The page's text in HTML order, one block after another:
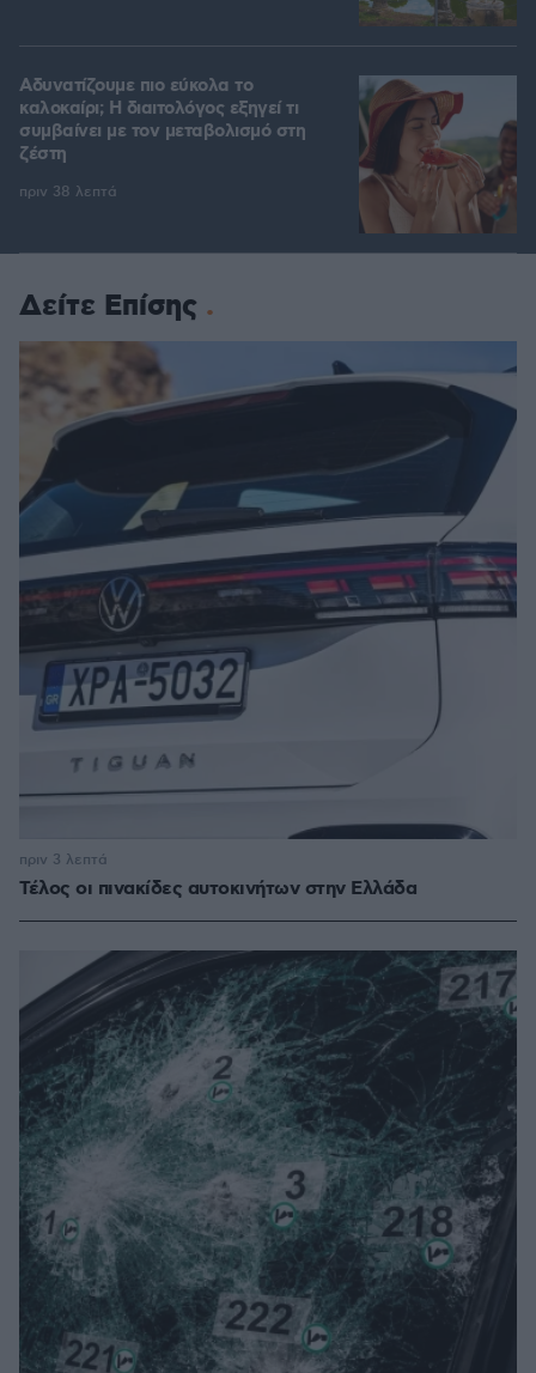
Αδυνατίζουμε πιο εύκολα το
καλοκαίρι; Η διαιτολόγος εξηγεί τι
συμβαίνει με τον μεταβολισμό στη
ζέστη
πριν 38 λεπτά
Δείτε Επίσης
Τέλος οι πινακίδες αυτοκινήτων στην Ελλάδα
πριν 3 λεπτά